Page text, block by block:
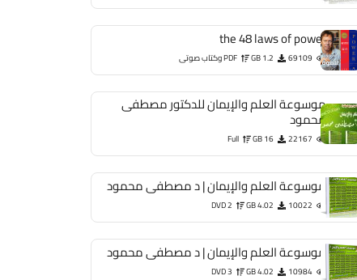
the 48 laws of power
69109
1.2 GB PDF وكتاب صوتى
موسوعة العلم والإيمان للدكتور مصطفى
محمود
22167
16 GB
Full
موسوعة العلم والإيمان | د مصطفى محمود
10022
4.02 GB
DVD 2
موسوعة العلم والإيمان | د مصطفى محمود
10984
4.02 GB
DVD 3